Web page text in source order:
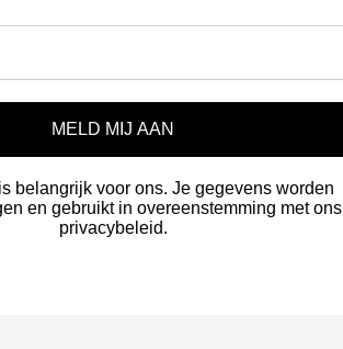
MELD MIJ AAN
belangrijk voor ons. Je gegevens worden
en gebruikt in overeenstemming met ons
privacybeleid.